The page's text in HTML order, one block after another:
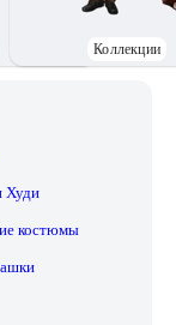
Коллекции
Худи
костюмы